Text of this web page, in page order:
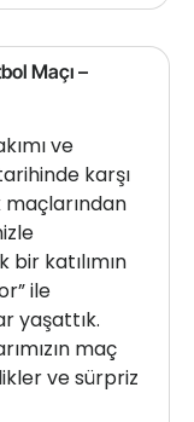
Maçı –
ve
karşı
maçlarından
katılımın
ile
yaşattık.
maç
ve sürpriz